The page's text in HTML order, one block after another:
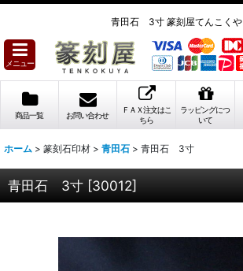
青田石 3寸 篆刻屋てんこくや
メニュー
商品一覧 お問い合わせ
ＦＡＸ注文はこ
ちら
ラッピングにつ
いて
ホーム > 篆刻石印材 > 青田石 > 青田石 3寸
青田石 3寸 [30012]